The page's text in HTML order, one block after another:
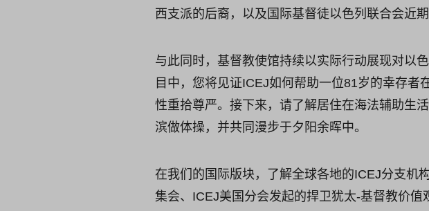
西支派的后裔，以及国际基督徒以色列联合会近
与此同时，基督教使馆持续以实际行动展现对以
目中，您将见证ICEJ如何帮助一位81岁的幸存
性重拾尊严。接下来，请了解居住在海法辅助生
滨做体操，并共同漫步于夕阳余晖中。
在我们的国际版块，了解全球各地的ICEJ分支机
集会、ICEJ美国分会发起的捍卫犹太-基督教价